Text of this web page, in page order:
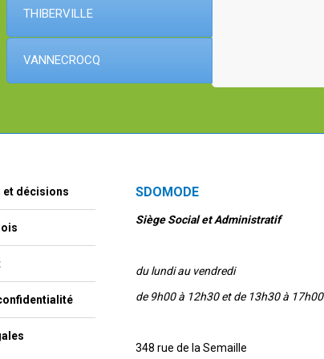
THIBERVILLE
VANNECROCQ
et décisions SDOMODE
Siège Social et Administratif
du lundi au vendredi
de 9h00 à 12h30 et de 13h30 à 17h00
348 rue de la Semaille